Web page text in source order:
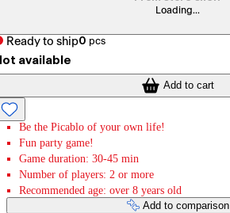
Loading...
Ready to ship0 pcs
available
Add to cart
Be the Picablo of your own life!
Fun party game!
Game duration: 30-45 min
Number of players: 2 or more
Recommended age: over 8 years old
Add to comparison